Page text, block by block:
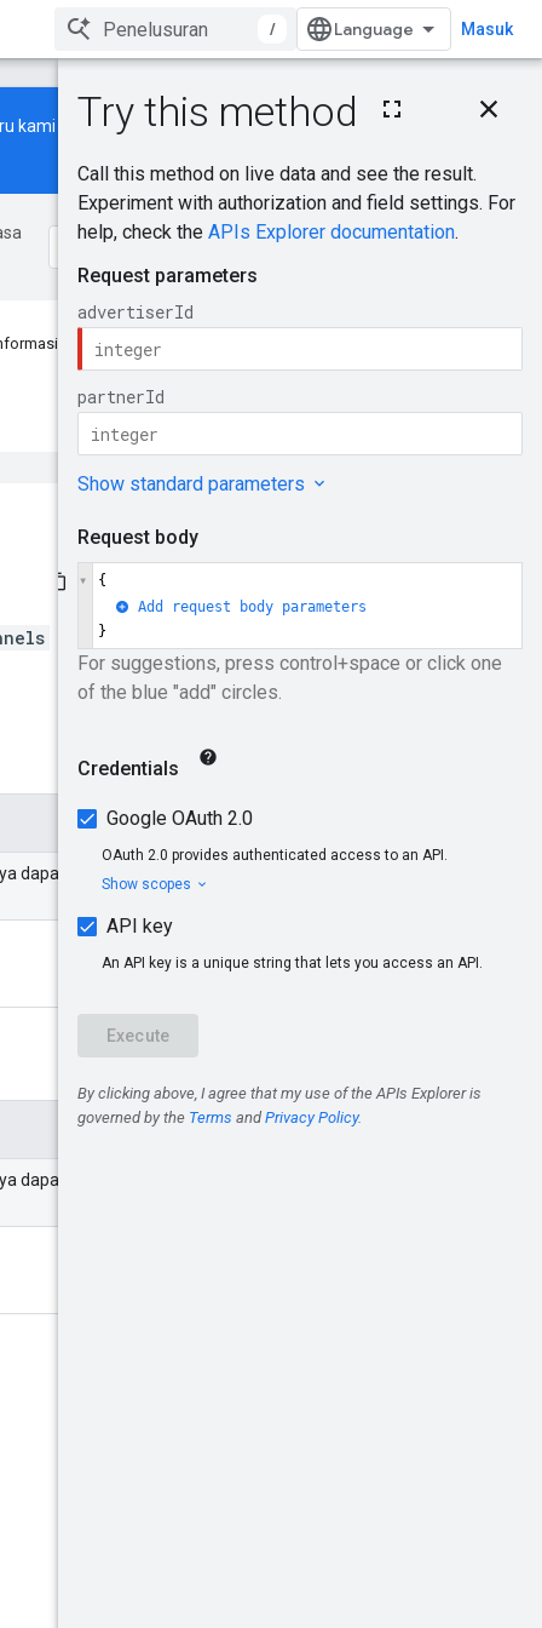
/ Masuk
Pada halaman ini
Permintaan HTTP
Parameter kueri
Isi permintaan
Isi respons
kami untuk mempelajari cara
ini membantu?
Kirim masukan
dapat berupa salah satu
dapat berupa salah satu